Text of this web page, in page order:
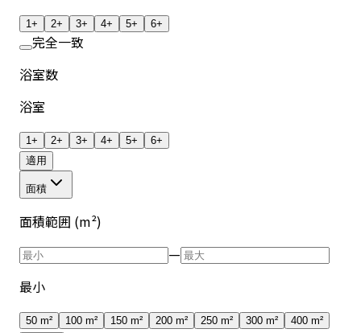
1+ 2+ 3+ 4+ 5+ 6+
完全一致
浴室数
浴室
1+ 2+ 3+ 4+ 5+
6+
適用
面積
面積範囲 (m²)
—
最小
50 m² 100 m² 150 m² 200 m² 250 m² 300 m²
400 m²